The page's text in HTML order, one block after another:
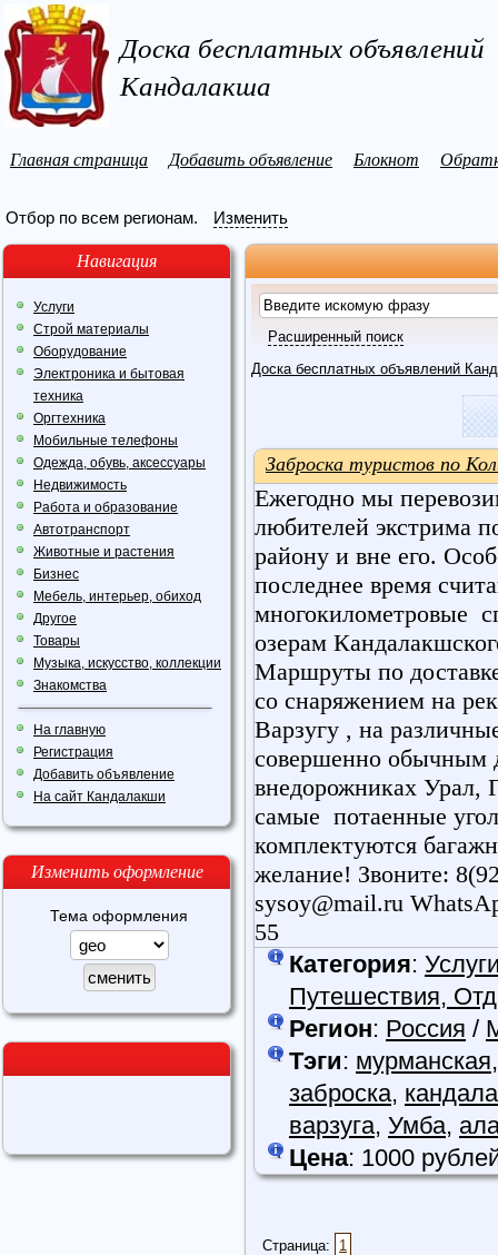
Доска бесплатных объявлений
Кандалакша
Главная страница Добавить объявление Блокнот
Отбор по всем регионам. Изменить
Навигация
Услуги
Строй материалы
Оборудование
Электроника и бытовая
техника
Оргтехника
Мобильные телефоны
Одежда, обувь, аксессуары
Недвижимость
Работа и образование
Автотранспорт
Животные и растения
Бизнес
Мебель, интерьер, обиход
Другое
Товары
Музыка, искусство, коллекции
Знакомства
На главную
Регистрация
Добавить объявление
На сайт Кандалакши
Изменить оформление
Тема оформления
Расширенный поиск
Доска бесплатных объявлений
Заброска туристов по
Ежегодно мы
любителей экстрима
району и вне его.
последнее время
многокилометровые
озерам
Маршруты по
со снаряжением на
Варзугу , на
совершенно обычным
внедорожниках Урал,
самые потаенные
комплектуются
желание! Звоните:
sysoy@mail.ru
55
Категория:
Путешествия,
Регион: Россия /
Тэги: мурманская
заброска,
варзуга, Умба,
Цена: 1000
Страница: 1